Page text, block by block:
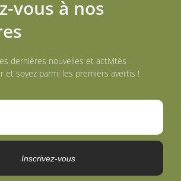
vous à nos
dernières nouvelles et activités
et soyez parmi les premiers avertis !
Inscrivez-vous